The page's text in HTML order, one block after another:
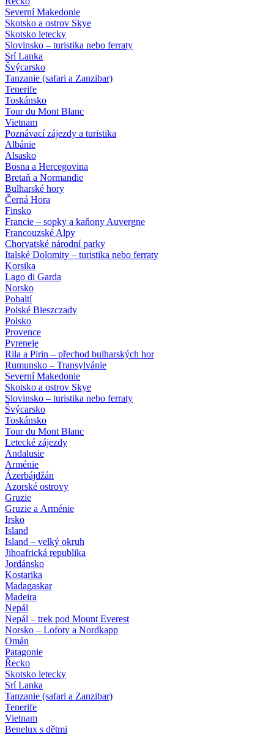
Severní Makedonie
Skotsko a ostrov Skye
Skotsko letecky
Slovinsko – turistika nebo ferraty
Srí Lanka
Švýcarsko
Tanzanie (safari a Zanzibar)
Tenerife
Toskánsko
Tour du Mont Blanc
Vietnam
Poznávací zájezdy a turistika
Albánie
Alsasko
Bosna a Hercegovina
Bretaň a Normandie
Bulharské hory
Černá Hora
Finsko
Francie – sopky a kaňony Auvergne
Francouzské Alpy
Chorvatské národní parky
Italské Dolomity – turistika nebo ferraty
Korsika
Lago di Garda
Norsko
Pobaltí
Polské Bieszczady
Polsko
Provence
Pyreneje
Rila a Pirin – přechod bulharských hor
Rumunsko – Transylvánie
Severní Makedonie
Skotsko a ostrov Skye
Slovinsko – turistika nebo ferraty
Švýcarsko
Toskánsko
Tour du Mont Blanc
Letecké zájezdy
Andalusie
Arménie
Ázerbájdžán
Azorské ostrovy
Gruzie
Gruzie a Arménie
Irsko
Island
Island – velký okruh
Jihoafrická republika
Jordánsko
Kostarika
Madagaskar
Madeira
Nepál
Nepál – trek pod Mount Everest
Norsko – Lofoty a Nordkapp
Omán
Patagonie
Řecko
Skotsko letecky
Srí Lanka
Tanzanie (safari a Zanzibar)
Tenerife
Vietnam
Benelux s dětmi